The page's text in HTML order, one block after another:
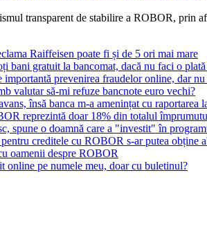
transparent de stabilire a ROBOR,
Raiffeisen poate fi și de 5 ori mai mare
bani gratuit la bancomat, dacă nu faci o
prevenirea fraudelor online, dar
valutar să-mi refuze bancnote euro vechi?
însă banca m-a amenințat cu
reprezintă doar 18% din totalul
spune o doamnă care a "investit" în
creditele cu ROBOR s-ar putea obține
oamenii despre ROBOR
online pe numele meu, doar cu buletinul?